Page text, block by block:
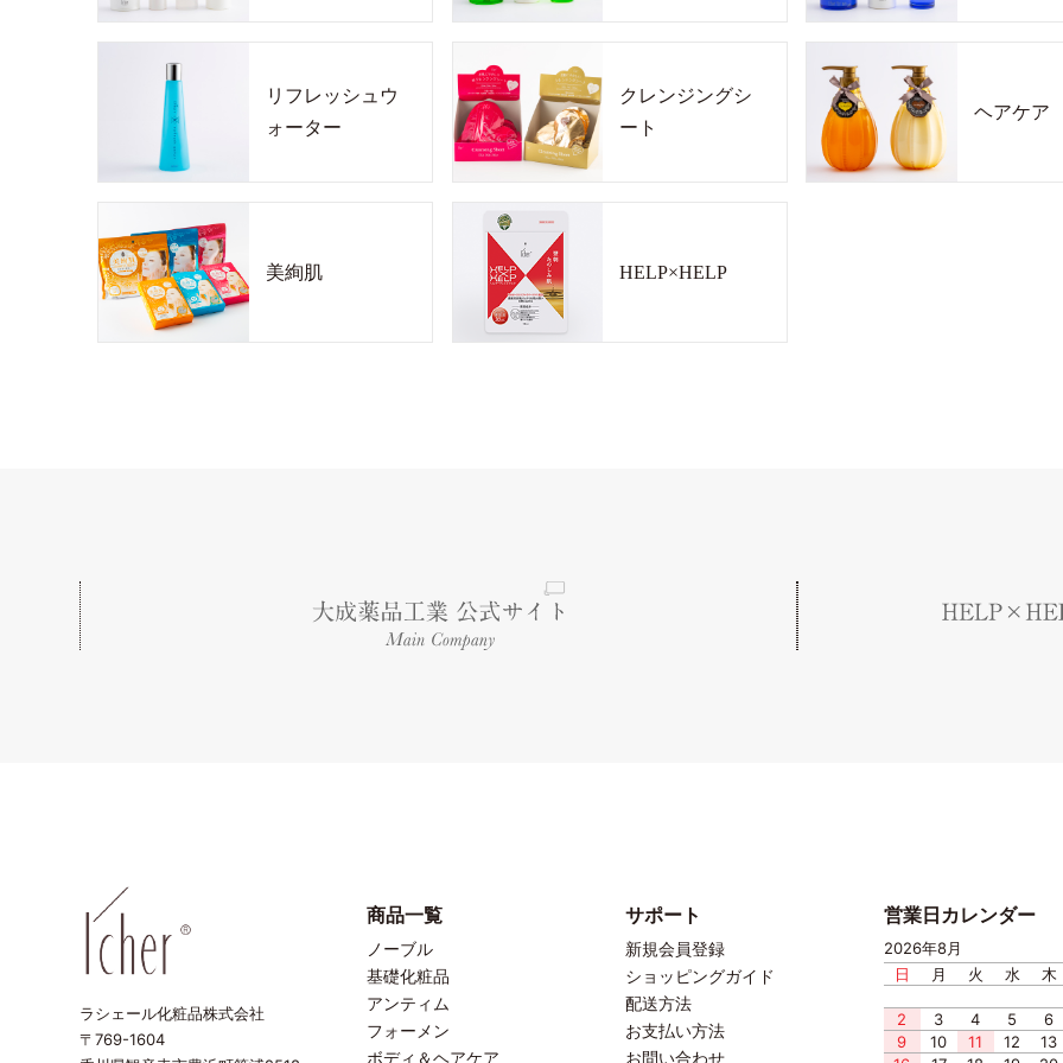
リフレッシュウ
ォーター
クレンジングシ
ート
ヘアケア
美絢肌 HELP×HELP
ラシェール化粧品株式会社
〒769-1604
商品一覧
ノーブル
基礎化粧品
アンティム
フォーメン
ボディ＆ヘアケア
サポート
新規会員登録
ショッピングガイド
配送方法
お支払い方法
お問い合わせ
営業日カレンダー
2026年8月
日
月 火 水 木
2 3 4 5
6
9
10 11 12
13